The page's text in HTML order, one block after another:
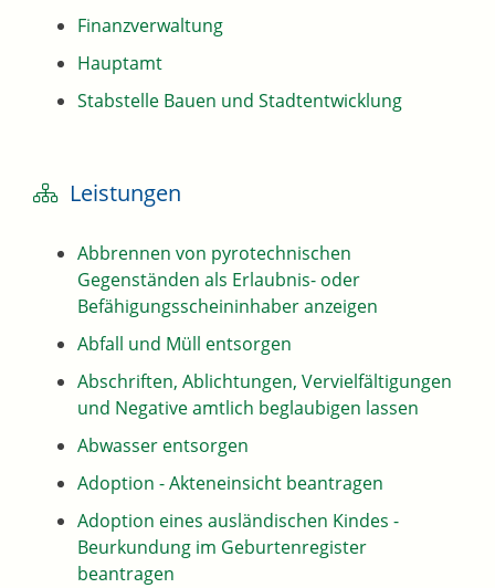
Finanzverwaltung
Hauptamt
Stabstelle Bauen und Stadtentwicklung
Leistungen
Abbrennen von pyrotechnischen
Gegenständen als Erlaubnis- oder
Befähigungsscheininhaber anzeigen
Abfall und Müll entsorgen
Abschriften, Ablichtungen, Vervielfältigungen
und Negative amtlich beglaubigen lassen
Abwasser entsorgen
Adoption - Akteneinsicht beantragen
Adoption eines ausländischen Kindes -
Beurkundung im Geburtenregister
beantragen